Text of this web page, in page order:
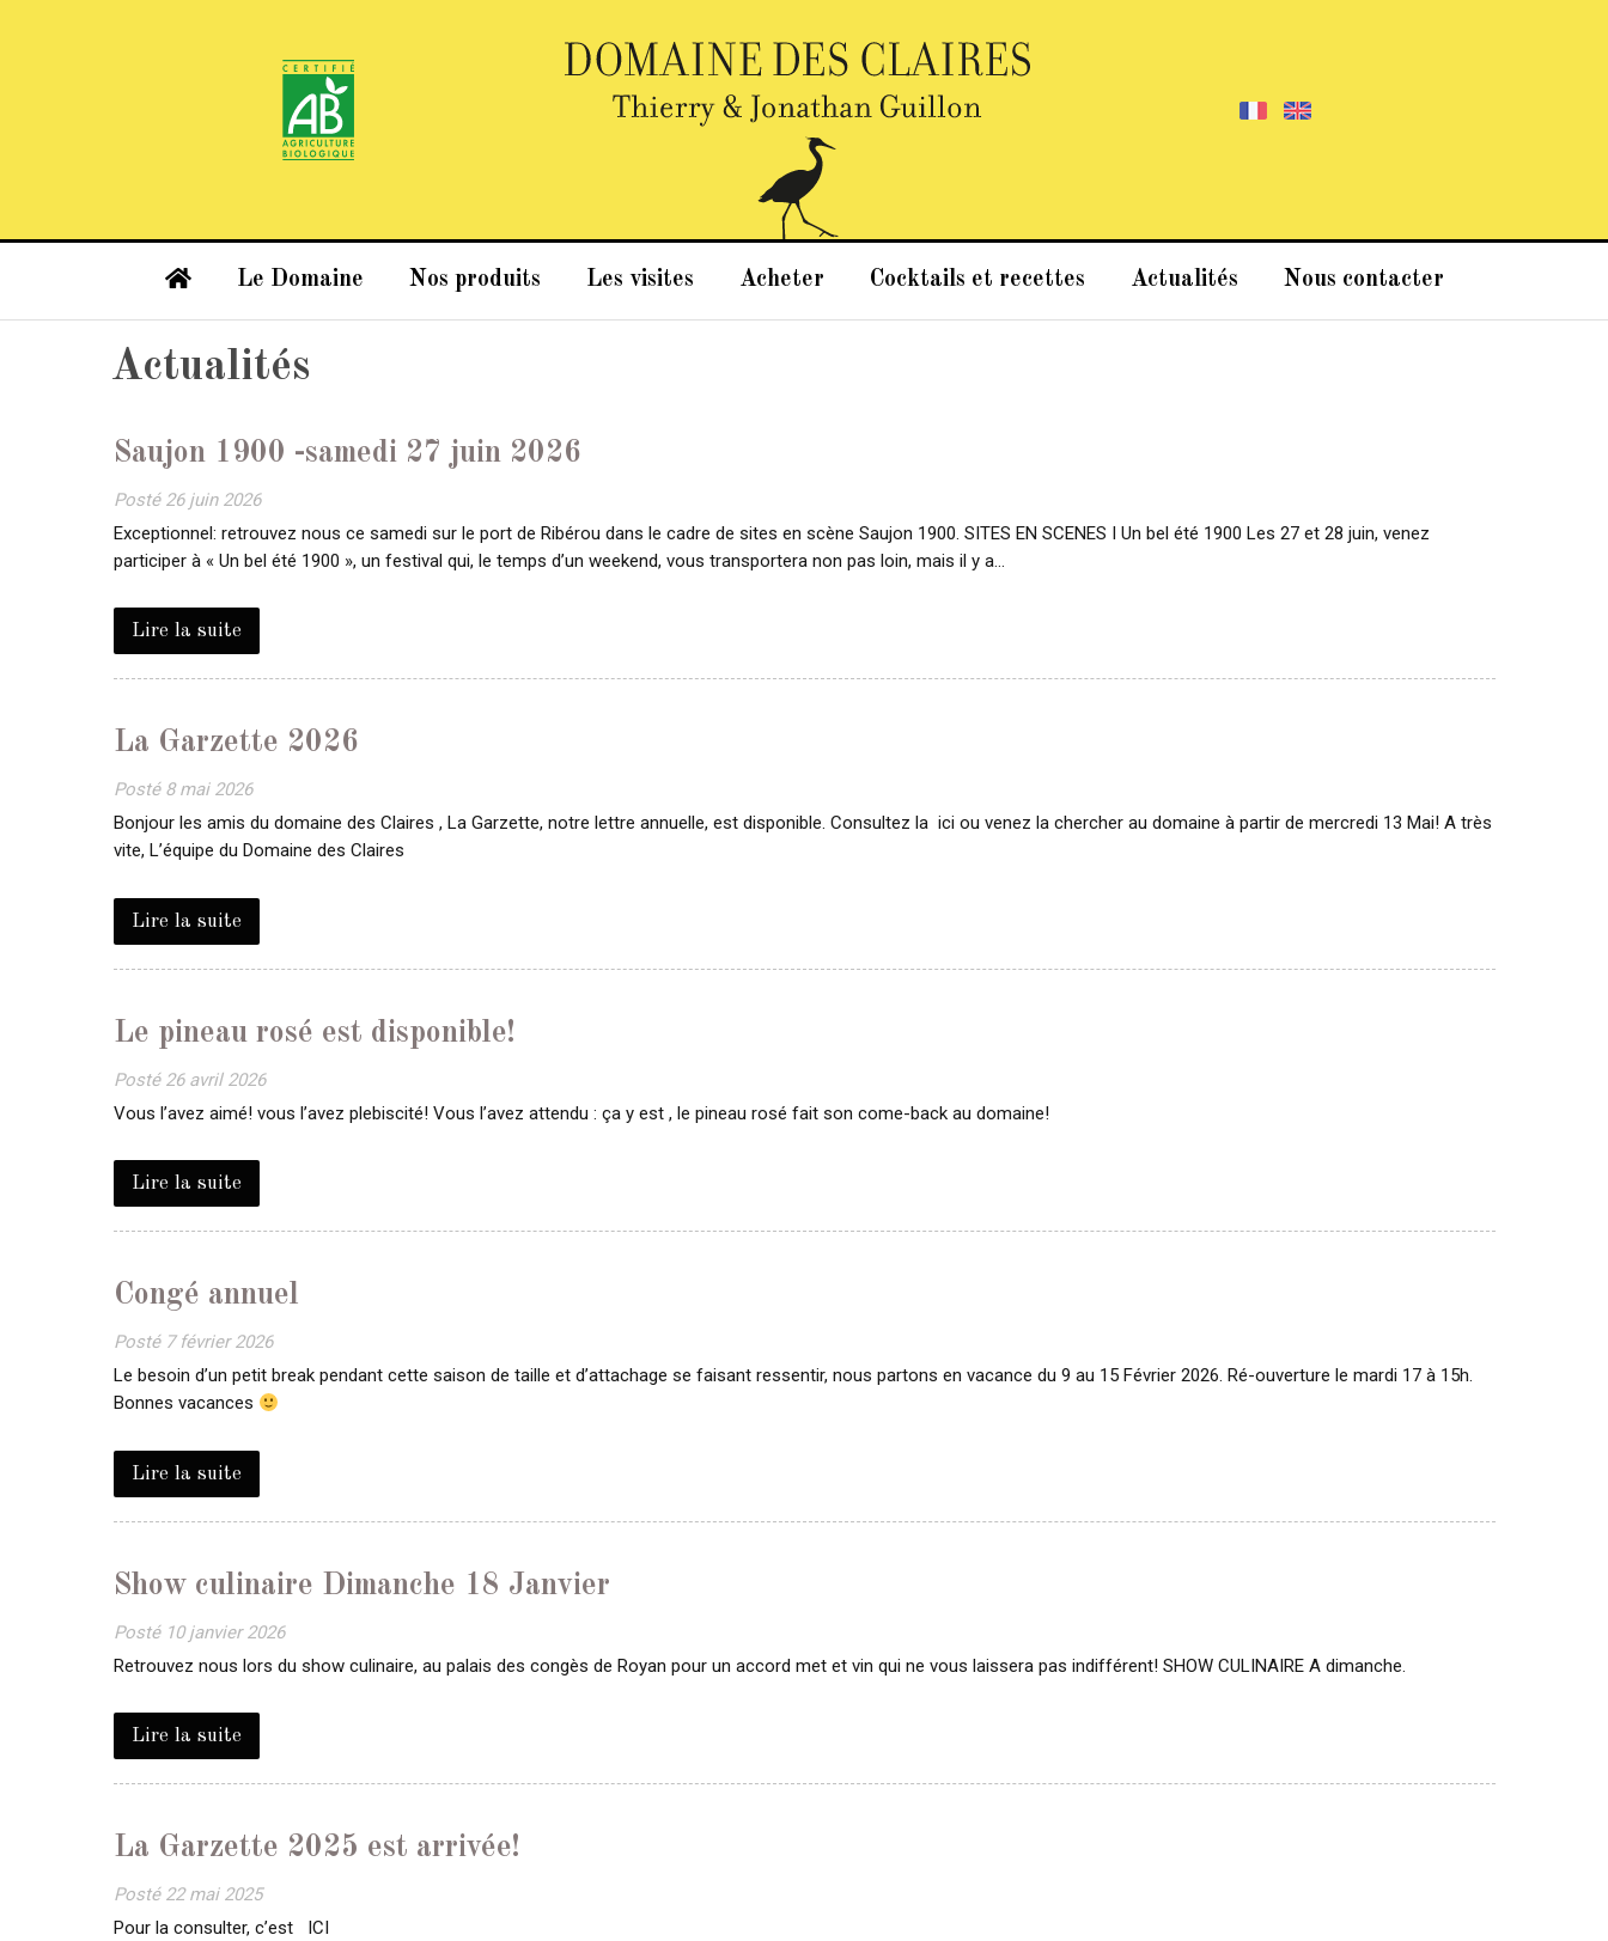
Le Domaine Nos produits Les visites Acheter Cocktails et recettes Actualités Nous contacter
Actualités
Saujon 1900 -samedi 27 juin 2026
Posté 26 juin 2026
Exceptionnel: retrouvez nous ce samedi sur le port de Ribérou dans le cadre de sites en scène Saujon 1900. SITES EN SCENES I Un bel été 1900 Les 27 et 28 juin, venez
participer à « Un bel été 1900 », un festival qui, le temps d’un weekend, vous transportera non pas loin, mais il y a…
Lire la suite
La Garzette 2026
Posté 8 mai 2026
Bonjour les amis du domaine des Claires , La Garzette, notre lettre annuelle, est disponible. Consultez la ici ou venez la chercher au domaine à partir de mercredi 13 Mai! A très
vite, L’équipe du Domaine des Claires
Lire la suite
Le pineau rosé est disponible!
Posté 26 avril 2026
Vous l’avez aimé! vous l’avez plebiscité! Vous l’avez attendu : ça y est , le pineau rosé fait son come-back au domaine!
Lire la suite
Congé annuel
Posté 7 février 2026
Le besoin d’un petit break pendant cette saison de taille et d’attachage se faisant ressentir, nous partons en vacance du 9 au 15 Février 2026. Ré-ouverture le mardi 17 à 15h.
Bonnes vacances
Lire la suite
Show culinaire Dimanche 18 Janvier
Posté 10 janvier 2026
Retrouvez nous lors du show culinaire, au palais des congès de Royan pour un accord met et vin qui ne vous laissera pas indifférent! SHOW CULINAIRE A dimanche.
Lire la suite
La Garzette 2025 est arrivée!
Posté 22 mai 2025
Pour la consulter, c’est ICI